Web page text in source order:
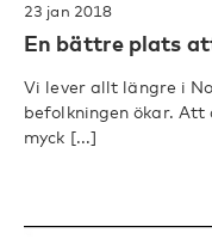
23 jan 2018
En bättre plats
Vi lever allt längre i
befolkningen ökar.
myck [...]